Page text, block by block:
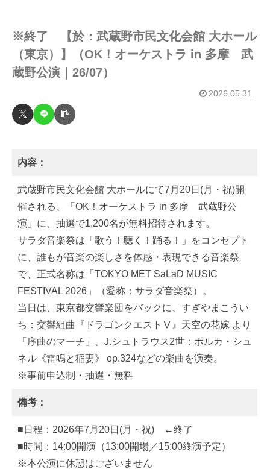
※終了 【於：武蔵野市民文化会館 大ホール
（東京）】（OK！オーケストラ in 多摩 武
蔵野公演｜26/07）
2026.05.31
内容：
武蔵野市民文化会館 大ホールにて7月20日(月・祝)開
催される、「OK！オーケストラ in 多摩 武蔵野公
演」に、抽選で1,200名が無料招待されます。
サラダ音楽祭は「歌う！聴く！踊る！」をコンセプト
に、誰もが音楽の楽しさを体感・表現できる音楽祭
で、正式名称は「TOKYO MET SaLaD MUSIC
FESTIVAL 2026」（愛称：サラダ音楽祭）。
当日は、東京都交響楽団をバックに、すぎやまこうい
ち：交響組曲『ドラゴンクエストⅤ』天空の花嫁 より
「序曲のマーチ」、J.シュトラウス2世：ポルカ・シュ
ネル《雷鳴と稲妻》 op.324などの楽曲を演奏。
※事前申込制・抽選・無料
備考：
■日程：2026年7月20日(月・祝) ←終了
■時間：14:00開演（13:00開場／15:00終演予定）
※本公演に休憩はございません